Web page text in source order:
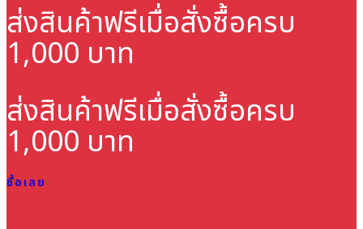
ส่งสินค้าฟรีเมื่อสั่งซื้อครบ
1,000 บาท
ส่งสินค้าฟรีเมื่อสั่งซื้อครบ
1,000 บาท
ซื้อเลย